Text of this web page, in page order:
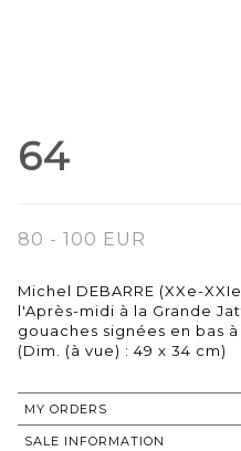
64
80 - 100 EUR
Michel DEBARRE (XXe-
l'Après-midi à la Grande
gouaches signées en bas
(Dim. (à vue) : 49 x 34 cm)
MY ORDERS
SALE INFORMATION